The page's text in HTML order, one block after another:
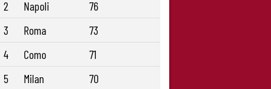
2
Napoli
76
3
Roma
73
4
Como
71
5
Milan 70